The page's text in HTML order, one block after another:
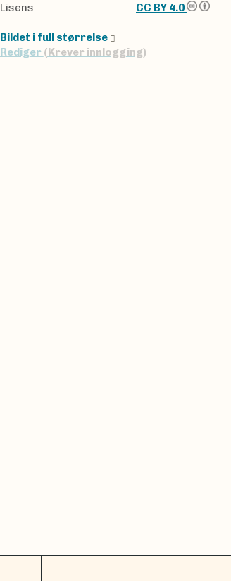
Lisens
CC BY 4.0
Bildet i full størrelse
Rediger (Krever innlogging)